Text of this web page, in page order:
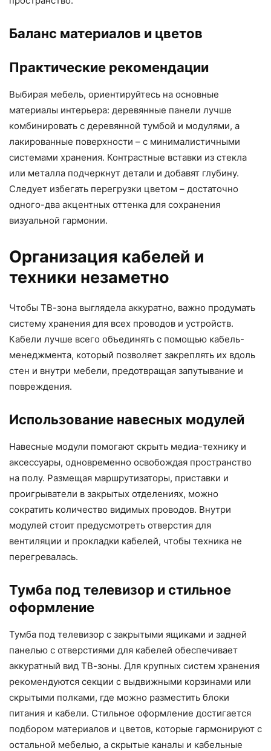
Баланс материалов и цветов
Практические рекомендации
Выбирая мебель, ориентируйтесь на основные
материалы интерьера: деревянные панели лучше
комбинировать с деревянной тумбой и модулями, а
лакированные поверхности – с минималистичными
системами хранения. Контрастные вставки из стекла
или металла подчеркнут детали и добавят глубину.
Следует избегать перегрузки цветом – достаточно
одного-два акцентных оттенка для сохранения
визуальной гармонии.
Организация кабелей и
техники незаметно
Чтобы ТВ-зона выглядела аккуратно, важно продумать
систему хранения для всех проводов и устройств.
Кабели лучше всего объединять с помощью кабель-
менеджмента, который позволяет закреплять их вдоль
стен и внутри мебели, предотвращая запутывание и
повреждения.
Использование навесных модулей
Навесные модули помогают скрыть медиа-технику и
аксессуары, одновременно освобождая пространство
на полу. Размещая маршрутизаторы, приставки и
проигрыватели в закрытых отделениях, можно
сократить количество видимых проводов. Внутри
модулей стоит предусмотреть отверстия для
вентиляции и прокладки кабелей, чтобы техника не
перегревалась.
Тумба под телевизор и стильное
оформление
Тумба под телевизор с закрытыми ящиками и задней
панелью с отверстиями для кабелей обеспечивает
аккуратный вид ТВ-зоны. Для крупных систем хранения
рекомендуются секции с выдвижными корзинами или
скрытыми полками, где можно разместить блоки
питания и кабели. Стильное оформление достигается
подбором материалов и цветов, которые гармонируют с
остальной мебелью, а скрытые каналы и кабельные